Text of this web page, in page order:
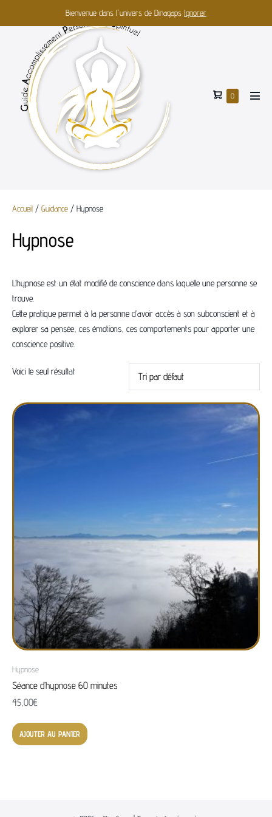
Bienvenue dans l'univers de Dinagaps Ignorer
0
Accueil / Guidance / Hypnose
Hypnose
L’hypnose est un état modifié de conscience dans laquelle une personne se
trouve.
Cette pratique permet à la personne d’avoir accès à son subconscient et à
explorer sa pensée, ces émotions, ces comportements pour apporter une
conscience positive.
Voici le seul résultat
Hypnose
Séance d’hypnose 60 minutes
45,00€
AJOUTER AU PANIER